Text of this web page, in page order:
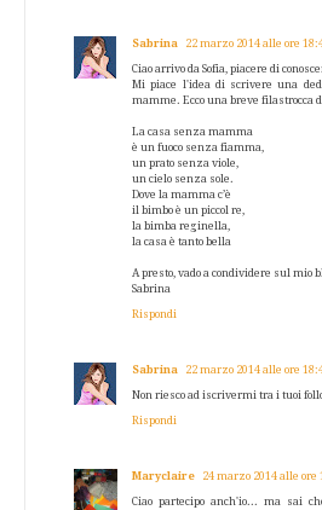
Sabrina 22 marzo 2014 alle ore
Ciao arrivo da Sofia, piacere di
Mi piace l'idea di scrivere una
mamme. Ecco una breve filastrocca
La casa senza mamma
è un fuoco senza fiamma,
un prato senza viole,
un cielo senza sole.
Dove la mamma c’è
il bimbo è un piccol re,
la bimba reginella,
la casa è tanto bella
A presto, vado a condividere sul mio
Sabrina
Rispondi
Sabrina 22 marzo 2014 alle ore
Non riesco ad iscrivermi tra i tuoi
Rispondi
Maryclaire 24 marzo 2014 alle ore
Ciao partecipo anch'io... ma sai